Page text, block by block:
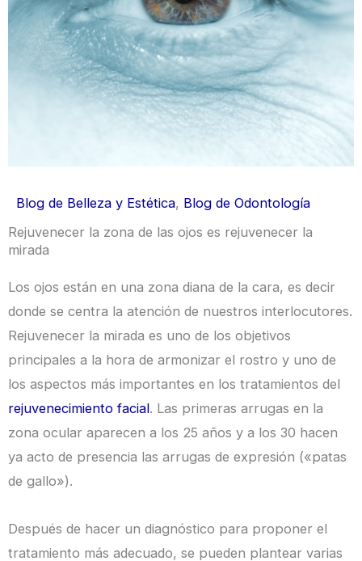
Blog de Belleza y Estética, Blog de Odontología
Rejuvenecer la zona de las ojos es rejuvenecer la
mirada
Los ojos están en una zona diana de la cara, es decir
donde se centra la atención de nuestros interlocutores.
Rejuvenecer la mirada es uno de los objetivos
principales a la hora de armonizar el rostro y uno de
los aspectos más importantes en los tratamientos del
rejuvenecimiento facial. Las primeras arrugas en la
zona ocular aparecen a los 25 años y a los 30 hacen
ya acto de presencia las arrugas de expresión («patas
de gallo»).
Después de hacer un diagnóstico para proponer el
tratamiento más adecuado, se pueden plantear varias